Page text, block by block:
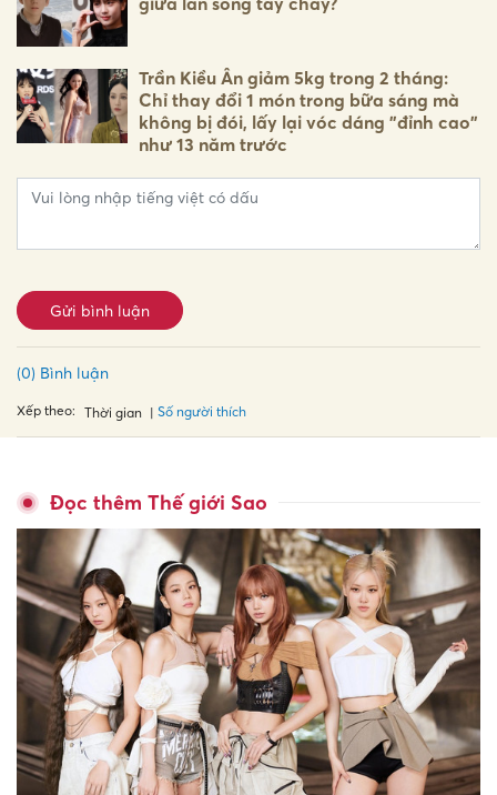
Trần Kiều Ân giảm 5kg trong 2 tháng:
Chỉ thay đổi 1 món trong bữa sáng mà
không bị đói, lấy lại vóc dáng "đỉnh cao"
như 13 năm trước
Gửi bình luận
(0) Bình luận
Xếp theo: Thời gian Số người thích
Đọc thêm Thế giới Sao